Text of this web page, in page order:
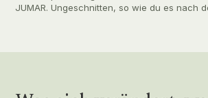
JUMAR. Ungeschnitten, so wie du es nach